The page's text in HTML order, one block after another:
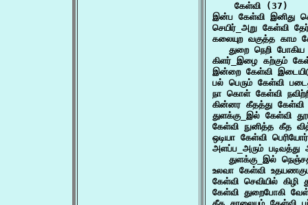
    கேள்வி (37)
இன்ப கேள்வி
செயிர்_அறு கேள்வி
கலையுற வகுத்த காம
துறை நெறி
கிளர்_இழை கற்கும்
இன்றை கேள்வி
பல் பெரும் கேள்வி
நா கொள் கேள்வி
கின்னர கீதத்து
துளக்கு_இல் கேள்வி
கேள்வி நுனித்த கீத
ஒடியா கேள்வி
அளப்ப_அரும்
துளக்கு_இல்
உலவா கேள்வி
கேள்வி செவியில்
கேள்வி துறைபோகி